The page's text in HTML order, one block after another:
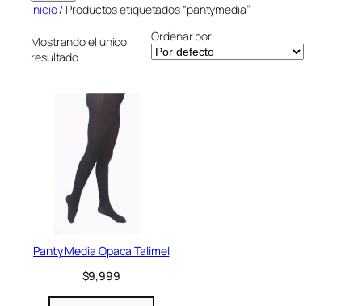
Inicio/ Productos etiquetados “pantymedia”
Mostrando el único
resultado
Ordenar por
Panty Media Opaca Talimel
$9,999